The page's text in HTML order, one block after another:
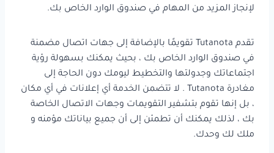
لإنجاز المزيد من المهام في صندوق الوارد الخاص بك.
تقدم Tutanota تقويمًا بالإضافة إلى جهات اتصال مضمنة
في صندوق الوارد الخاص بك ، بحيث يمكنك بسهولة رؤية
اجتماعاتك وجدولتها والتخطيط ليومك دون الحاجة إلى
مغادرة Tutanota . لا تتضمن الخدمة أي إعلانات في أي مكان
، بل إنها تقوم بتشفير التقويمات وجهات الاتصال الخاصة
بك ، لذلك يمكنك أن تطمئن إلى أن جميع بياناتك مؤمنه و
ملك لك وحدك.